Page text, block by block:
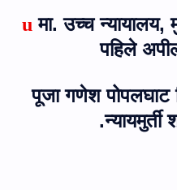
u मा. उच्च
पहिले
पूजा गणेश पोपलघाट